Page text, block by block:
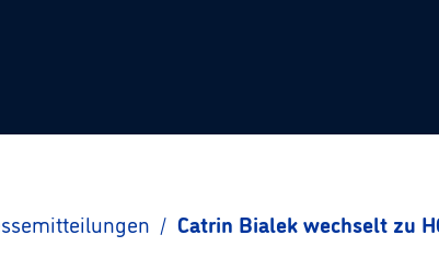
/ Catrin Bialek wechselt zu